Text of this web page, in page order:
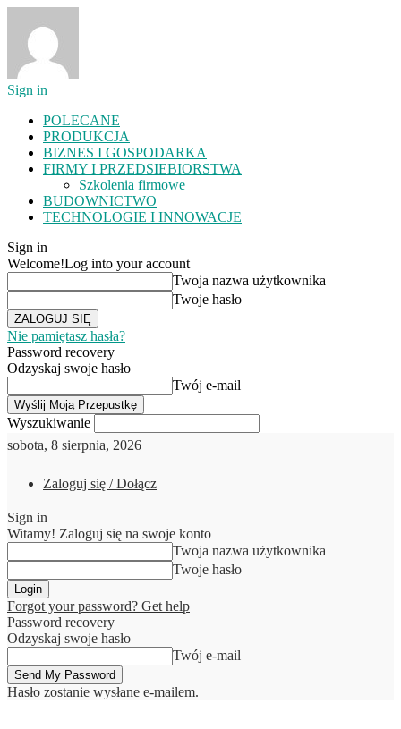
Sign in
POLECANE
PRODUKCJA
BIZNES I GOSPODARKA
FIRMY I PRZEDSIEBIORSTWA
Szkolenia firmowe
BUDOWNICTWO
TECHNOLOGIE I INNOWACJE
Sign in
Welcome!Log into your account
Twoja nazwa użytkownika
Twoje hasło
Nie pamiętasz hasła?
Password recovery
Odzyskaj swoje hasło
Twój e-mail
Wyszukiwanie
sobota, 8 sierpnia, 2026
Zaloguj się / Dołącz
Sign in
Witamy! Zaloguj się na swoje konto
Twoja nazwa użytkownika
Twoje hasło
Forgot your password? Get help
Password recovery
Odzyskaj swoje hasło
Twój e-mail
Hasło zostanie wysłane e-mailem.